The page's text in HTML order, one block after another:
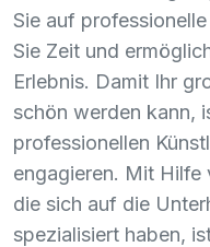
Sie auf
Sie Zeit und
Erlebnis. Damit Ihr
schön werden kann,
professionellen
engagieren. Mit Hilfe
die sich auf die
spezialisiert haben,